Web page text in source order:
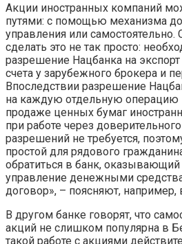
Акции иностранных компаний
путями: с помощью механизма
управления или самостоятельно.
сделать это не так просто:
разрешение Нацбанка на экспорт
счета у зарубежного брокера и
Впоследствии разрешение
на каждую отдельную операцию
продаже ценных бумаг
при работе через
разрешений не требуется,
простой для рядового
обратиться в банк,
управление денежными
договор», – поясняют, например,
В другом банке говорят, что
акций не слишком популярна в
такой работе с акциями